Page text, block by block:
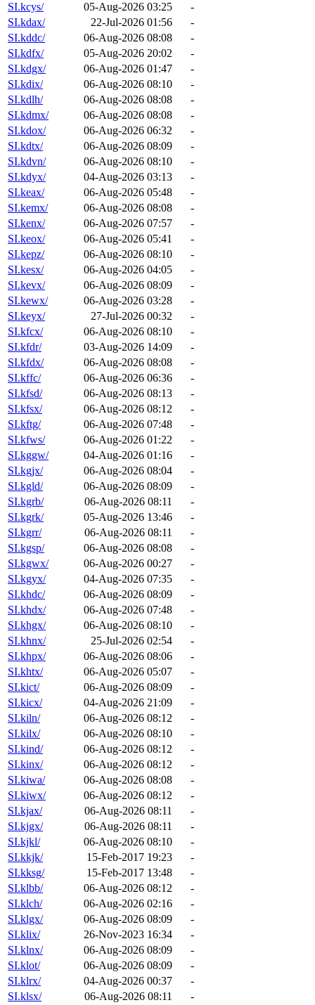
SI.kcys/
05-Aug-2026 03:25
-
SI.kdax/
22-Jul-2026 01:56
-
SI.kddc/
06-Aug-2026 08:08
-
SI.kdfx/
05-Aug-2026 20:02
-
SI.kdgx/
06-Aug-2026 01:47
-
SI.kdix/
06-Aug-2026 08:10
-
SI.kdlh/
06-Aug-2026 08:08
-
SI.kdmx/
06-Aug-2026 08:08
-
SI.kdox/
06-Aug-2026 06:32
-
SI.kdtx/
06-Aug-2026 08:09
-
SI.kdvn/
06-Aug-2026 08:10
-
SI.kdyx/
04-Aug-2026 03:13
-
SI.keax/
06-Aug-2026 05:48
-
SI.kemx/
06-Aug-2026 08:08
-
SI.kenx/
06-Aug-2026 07:57
-
SI.keox/
06-Aug-2026 05:41
-
SI.kepz/
06-Aug-2026 08:10
-
SI.kesx/
06-Aug-2026 04:05
-
SI.kevx/
06-Aug-2026 08:09
-
SI.kewx/
06-Aug-2026 03:28
-
SI.keyx/
27-Jul-2026 00:32
-
SI.kfcx/
06-Aug-2026 08:10
-
SI.kfdr/
03-Aug-2026 14:09
-
SI.kfdx/
06-Aug-2026 08:08
-
SI.kffc/
06-Aug-2026 06:36
-
SI.kfsd/
06-Aug-2026 08:13
-
SI.kfsx/
06-Aug-2026 08:12
-
SI.kftg/
06-Aug-2026 07:48
-
SI.kfws/
06-Aug-2026 01:22
-
SI.kggw/
04-Aug-2026 01:16
-
SI.kgjx/
06-Aug-2026 08:04
-
SI.kgld/
06-Aug-2026 08:09
-
SI.kgrb/
06-Aug-2026 08:11
-
SI.kgrk/
05-Aug-2026 13:46
-
SI.kgrr/
06-Aug-2026 08:11
-
SI.kgsp/
06-Aug-2026 08:08
-
SI.kgwx/
06-Aug-2026 00:27
-
SI.kgyx/
04-Aug-2026 07:35
-
SI.khdc/
06-Aug-2026 08:09
-
SI.khdx/
06-Aug-2026 07:48
-
SI.khgx/
06-Aug-2026 08:10
-
SI.khnx/
25-Jul-2026 02:54
-
SI.khpx/
06-Aug-2026 08:06
-
SI.khtx/
06-Aug-2026 05:07
-
SI.kict/
06-Aug-2026 08:09
-
SI.kicx/
04-Aug-2026 21:09
-
SI.kiln/
06-Aug-2026 08:12
-
SI.kilx/
06-Aug-2026 08:10
-
SI.kind/
06-Aug-2026 08:12
-
SI.kinx/
06-Aug-2026 08:12
-
SI.kiwa/
06-Aug-2026 08:08
-
SI.kiwx/
06-Aug-2026 08:12
-
SI.kjax/
06-Aug-2026 08:11
-
SI.kjgx/
06-Aug-2026 08:11
-
SI.kjkl/
06-Aug-2026 08:10
-
SI.kkjk/
15-Feb-2017 19:23
-
SI.kksg/
15-Feb-2017 13:48
-
SI.klbb/
06-Aug-2026 08:12
-
SI.klch/
06-Aug-2026 02:16
-
SI.klgx/
06-Aug-2026 08:09
-
SI.klix/
26-Nov-2023 16:34
-
SI.klnx/
06-Aug-2026 08:09
-
SI.klot/
06-Aug-2026 08:09
-
SI.klrx/
04-Aug-2026 00:37
-
SI.klsx/
06-Aug-2026 08:11
-